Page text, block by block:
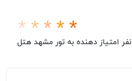
نفر امتیاز دهنده به تور مشهد هتل